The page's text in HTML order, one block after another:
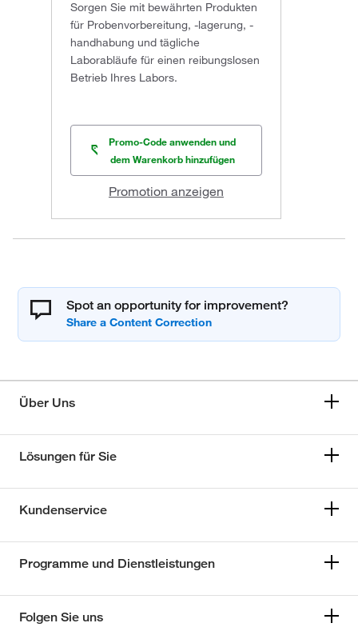
Sorgen Sie mit bewährten Produkten
für Probenvorbereitung, -lagerung, -
handhabung und tägliche
Laborabläufe für einen reibungslosen
Betrieb Ihres Labors.
Promo-Code anwenden und
dem Warenkorb hinzufügen
Promotion anzeigen
Spot an opportunity for improvement?
Über Uns
Lösungen für Sie
Kundenservice
Programme und Dienstleistungen
Folgen Sie uns